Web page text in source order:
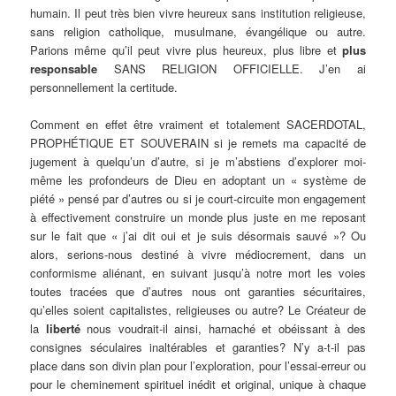
humain. Il peut très bien vivre heureux sans institution religieuse,
sans religion catholique, musulmane, évangélique ou autre.
Parions même qu’il peut vivre plus heureux, plus libre et plus
responsable SANS RELIGION OFFICIELLE. J’en ai
personnellement la certitude.
Comment en effet être vraiment et totalement SACERDOTAL,
PROPHÉTIQUE ET SOUVERAIN si je remets ma capacité de
jugement à quelqu’un d’autre, si je m’abstiens d’explorer moi-
même les profondeurs de Dieu en adoptant un « système de
piété » pensé par d’autres ou si je court-circuite mon engagement
à effectivement construire un monde plus juste en me reposant
sur le fait que « j’ai dit oui et je suis désormais sauvé »? Ou
alors, serions-nous destiné à vivre médiocrement, dans un
conformisme aliénant, en suivant jusqu’à notre mort les voies
toutes tracées que d’autres nous ont garanties sécuritaires,
qu’elles soient capitalistes, religieuses ou autre? Le Créateur de
la liberténous voudrait-il ainsi, harnaché et obéissant à des
consignes séculaires inaltérables et garanties? N’y a-t-il pas
place dans son divin plan pour l’exploration, pour l’essai-erreur ou
pour le cheminement spirituel inédit et original, unique à chaque